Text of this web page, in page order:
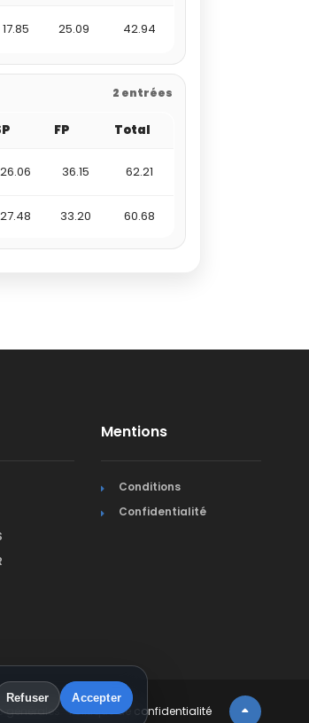
17.85 25.09 42.94
2 entrées
FP Total
26.06 36.15 62.21
27.48 33.20 60.68
Mentions
Conditions
Confidentialité
générales Politique de confidentialité
Refuser Accepter